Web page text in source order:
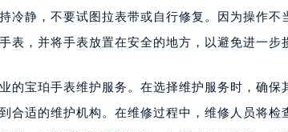
静，不要试图拉表带或自行修复。因为操作不
表，并将手表放置在安全的地方，以避免进一步
宝珀手表维护服务。在选择维护服务时，确保
合适的维护机构。在维修过程中，维修人员将检